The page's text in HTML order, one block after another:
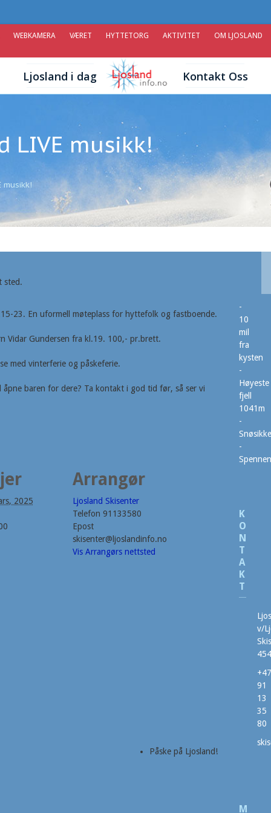
WEBKAMERA VÆRET HYTTETORG AKTIVITET OM LJOSLAND
Ljosland i dag Kontakt Oss
LIVE musikk!
musikk!
sted.
23. En uformell møteplass for hyttefolk og fastboende.
Vidar Gundersen fra kl.19. 100,- pr.brett.
med vinterferie og påskeferie.
baren for dere? Ta kontakt i god tid før, så ser vi
2025
Arrangør
Ljosland Skisenter
Telefon 91133580
Epost
skisenter@ljoslandinfo.no
Vis Arrangørs nettsted
Påske på Ljosland!
-
10
mil
fra
kysten
-
Høyeste
fjell
1041m
-
-
K
O
N
T
A
K
T
v/
+47
91
13
35
80
M